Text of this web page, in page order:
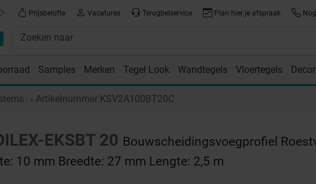
Prijsbelofte Vacatures Terugbelservice Plan hier je afspraak Nog
Samples Merken Tegel Look Wandtegels Vloertegels
Showroom
Artikelnummer KSV2A100BT20C
EKSBT 20 Bouwscheidingsvoegprofiel
10 mm Breedte: 27 mm Lengte: 2,5 m